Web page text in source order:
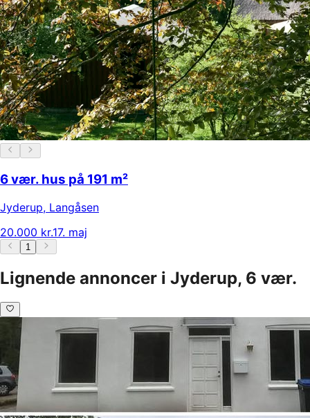
6 vær. hus på 191 m²
Jyderup, Langåsen
20.000 kr.17. maj
1
Lignende annoncer i Jyderup, 6 vær.